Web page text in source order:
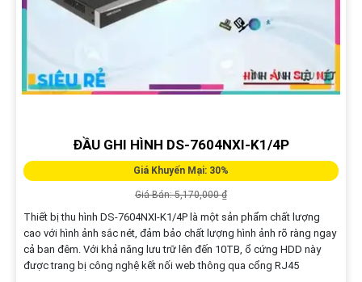
ĐẦU GHI HÌNH DS-7604NXI-K1/4P
Giá Khuyến Mại: 30%
Giá Bán: 5,170,000 ₫
Thiết bị thu hình DS-7604NXI-K1/4P là một sản phẩm chất lượng
cao với hình ảnh sắc nét, đảm bảo chất lượng hình ảnh rõ ràng ngay
cả ban đêm. Với khả năng lưu trữ lên đến 10TB, ổ cứng HDD này
được trang bị công nghệ kết nối web thông qua cổng RJ45